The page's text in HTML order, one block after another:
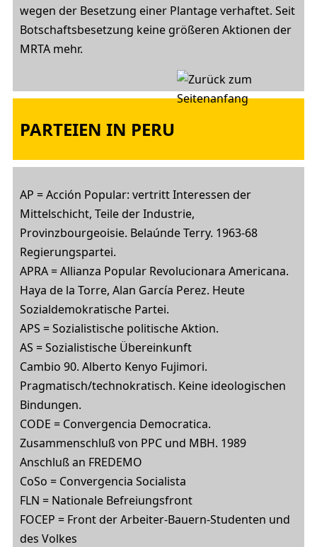
wegen der Besetzung einer Plantage verhaftet. Seit
Botschaftsbesetzung keine größeren Aktionen der
MRTA mehr.
PARTEIEN IN PERU
AP = Acción Popular: vertritt Interessen der
Mittelschicht, Teile der Industrie,
Provinzbourgeoisie. Belaúnde Terry. 1963-68
Regierungspartei.
APRA = Allianza Popular Revolucionara Americana.
Haya de la Torre, Alan García Perez. Heute
Sozialdemokratische Partei.
APS = Sozialistische politische Aktion.
AS = Sozialistische Übereinkunft
Cambio 90. Alberto Kenyo Fujimori.
Pragmatisch/technokratisch. Keine ideologischen
Bindungen.
CODE = Convergencia Democratica.
Zusammenschluß von PPC und MBH. 1989
Anschluß an FREDEMO
CoSo = Convergencia Socialista
FLN = Nationale Befreiungsfront
FOCEP = Front der Arbeiter-Bauern-Studenten und
des Volkes